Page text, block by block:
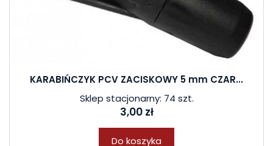
KARABIŃCZYK PCV ZACISKOWY 5 mm CZAR...
Sklep stacjonarny: 74 szt.
3,00 zł
Do koszyka